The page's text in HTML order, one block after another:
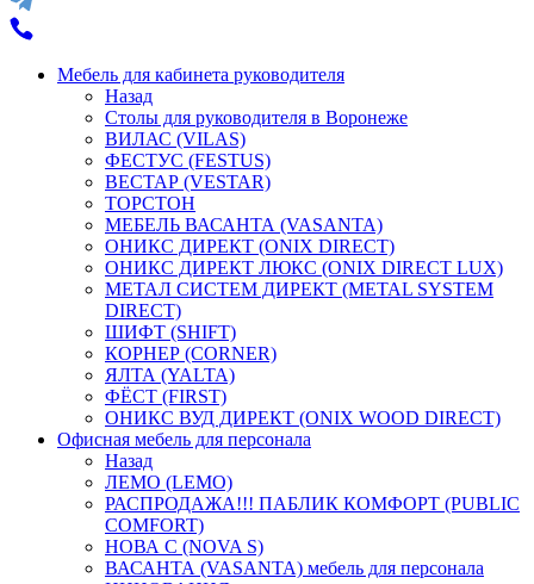
Мебель для кабинета руководителя
Назад
Столы для руководителя в Воронеже
ВИЛАС (VILAS)
ФЕСТУС (FESTUS)
ВЕСТАР (VESTAR)
ТОРСТОН
МЕБЕЛЬ ВАСАНТА (VASANTA)
ОНИКС ДИРЕКТ (ONIX DIRECT)
ОНИКС ДИРЕКТ ЛЮКС (ONIX DIRECT LUX)
МЕТАЛ СИСТЕМ ДИРЕКТ (METAL SYSTEM
DIRECT)
ШИФТ (SHIFT)
КОРНЕР (CORNER)
ЯЛТА (YALTA)
ФЁСТ (FIRST)
ОНИКС ВУД ДИРЕКТ (ONIX WOOD DIRECT)
Офисная мебель для персонала
Назад
ЛЕМО (LEMO)
РАСПРОДАЖА!!! ПАБЛИК КОМФОРТ (PUBLIC
COMFORT)
НОВА С (NOVA S)
ВАСАНТА (VASANTA) мебель для персонала